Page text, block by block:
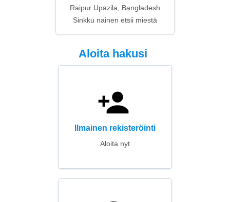
Raipur Upazila, Bangladesh
Sinkku nainen etsii miestä
Aloita hakusi
Ilmainen rekisteröinti
Aloita nyt